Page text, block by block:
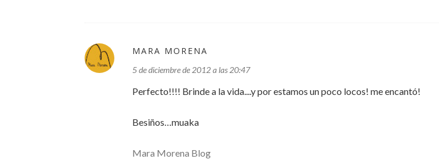
MARA MORENA
5 de diciembre de 2012 a las 20:47
Perfecto!!!! Brinde a la vida....y por estamos un poco locos! me encantó!
Besiños…muaka
Mara Morena Blog